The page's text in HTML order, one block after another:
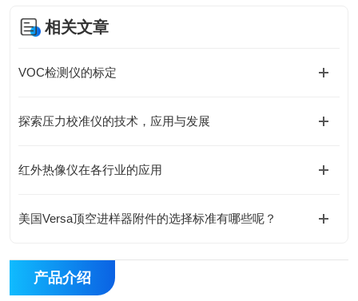
相关文章
VOC检测仪的标定
探索压力校准仪的技术，应用与发展
红外热像仪在各行业的应用
美国Versa顶空进样器附件的选择标准有哪些呢？
产品介绍